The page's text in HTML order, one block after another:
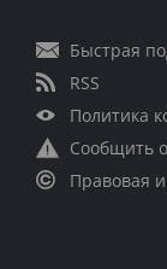
Быстрая
RSS
Политика
Сообщить
Правовая